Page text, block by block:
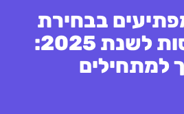
בבחירת
מודל הכנסות לשנת 2025:
למתחילים